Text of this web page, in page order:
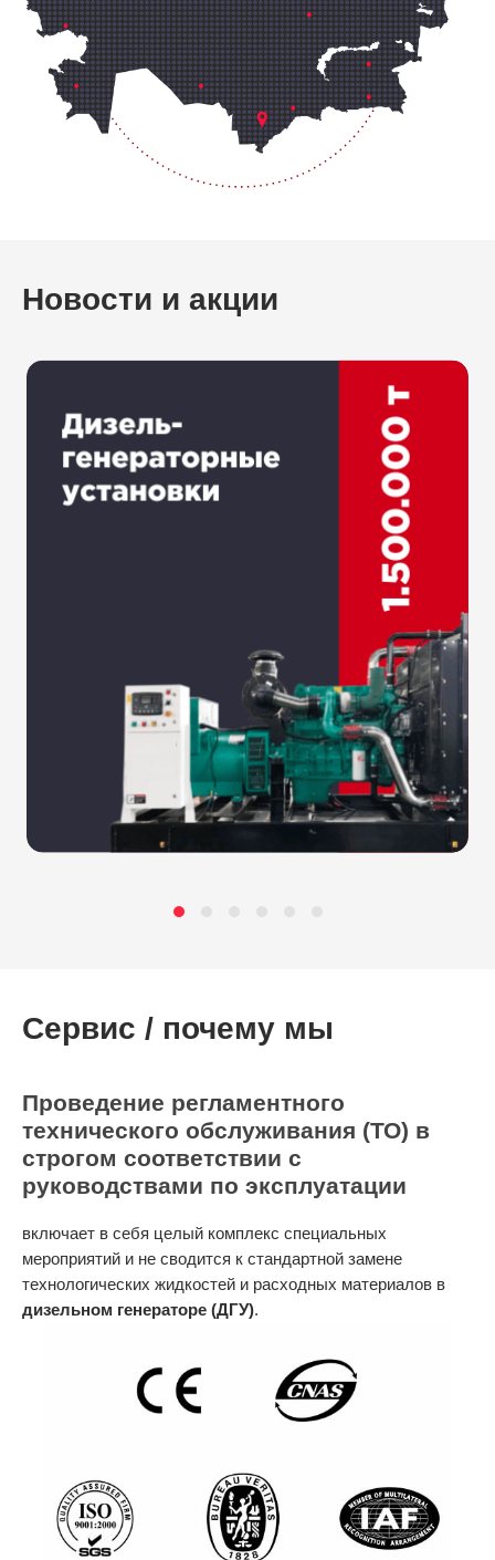
Новости и акции
Сервис / почему мы
Проведение регламентного
технического обслуживания (ТО) в
строгом соответствии с
руководствами по эксплуатации
включает в себя целый комплекс специальных
мероприятий и не сводится к стандартной замене
технологических жидкостей и расходных материалов в
дизельном генераторе (ДГУ).